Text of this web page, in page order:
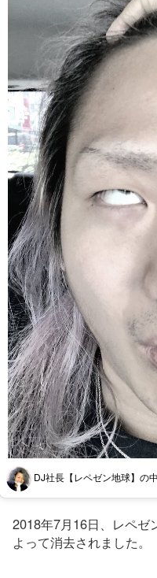
DJ社長【レペゼン地球】の
2018年7月16日、レペゼ
よって消去されました。